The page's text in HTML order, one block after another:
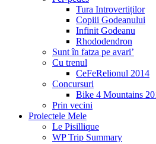
Tura Introvertiților
Copiii Godeanului
Infinit Godeanu
Rhododendron
Sunt în fatza pe avari’
Cu trenul
CeFeRelionul 2014
Concursuri
Bike 4 Mountains
Prin vecini
Proiectele Mele
Le Pisillique
WP Trip Summary